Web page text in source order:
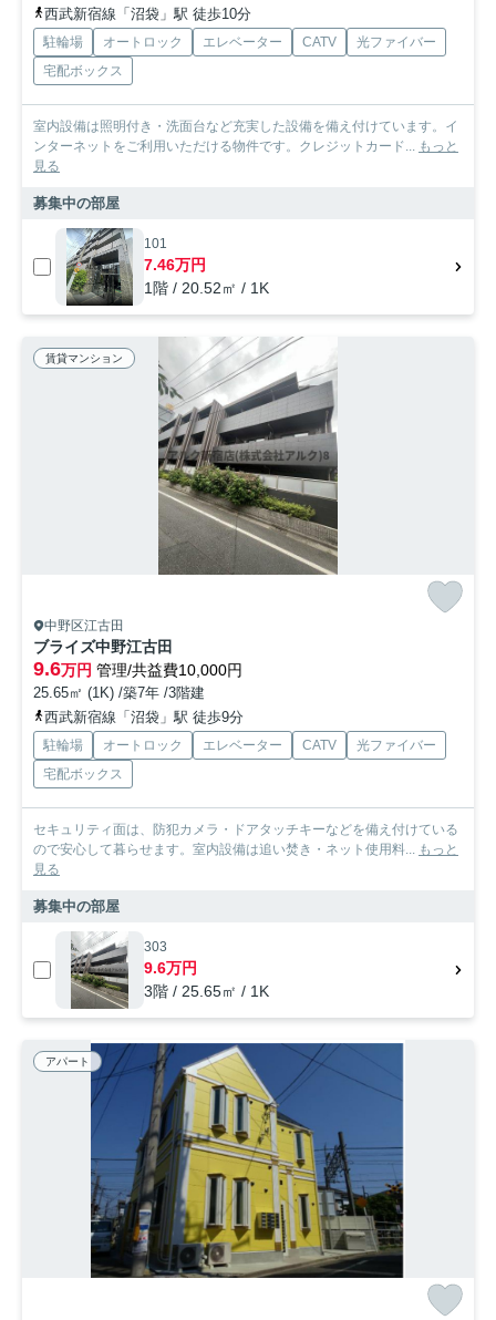
西武新宿線「沼袋」駅 徒歩10分
駐輪場 オートロック エレベーター CATV
光ファイバー
宅配ボックス
室内設備は照明付き・洗面台など充実した設備を備え付けています。イ
ンターネットをご利用いただける物件です。クレジットカード... もっと
見る
募集中の部屋
101
7.46万円
1階 / 20.52㎡ / 1K
賃貸マンション
中野区江古田
ブライズ中野江古田
9.6万円 管理/共益費10,000円
25.65㎡ (1K) /築7年 /3階建
西武新宿線「沼袋」駅 徒歩9分
駐輪場 オートロック エレベーター CATV
光ファイバー
宅配ボックス
セキュリティ面は、防犯カメラ・ドアタッチキーなどを備え付けている
ので安心して暮らせます。室内設備は追い焚き・ネット使用料... もっと
見る
募集中の部屋
303
9.6万円
3階 / 25.65㎡ / 1K
アパート